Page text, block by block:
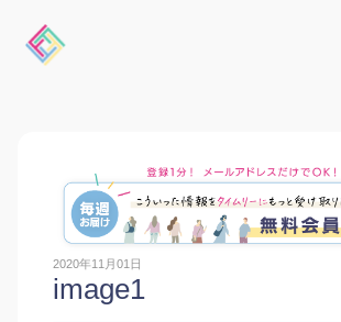
2020年11月01日
image1